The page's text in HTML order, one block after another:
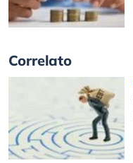
Correlato